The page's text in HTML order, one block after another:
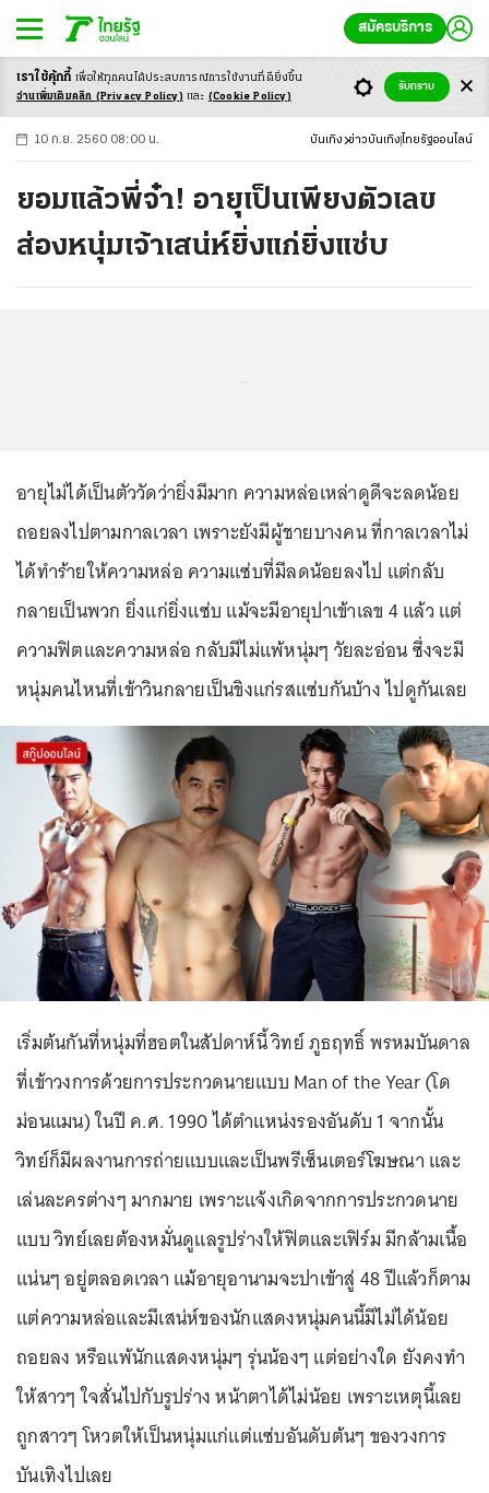
สมัครบริการ
-ก ก ก+
10 ก.ย. 2560 08:00 น. บันเทิง ข่าวบันเทิง ไทยรัฐออนไลน์
ยอมแล้วพี่จ๋า! อายุเป็นเพียงตัวเลข
ส่องหนุ่มเจ้าเสน่ห์ยิ่งแก่ยิ่งแซ่บ
อายุไม่ได้เป็นตัววัดว่ายิ่งมีมาก ความหล่อเหล่าดูดีจะลดน้อย
ถอยลงไปตามกาลเวลา เพราะยังมีผู้ชายบางคน ที่กาลเวลาไม่
ได้ทำร้ายให้ความหล่อ ความแซ่บที่มีลดน้อยลงไป แต่กลับ
กลายเป็นพวก ยิ่งแก่ยิ่งแซ่บ แม้จะมีอายุปาเข้าเลข 4 แล้ว แต่
ความฟิตและความหล่อ กลับมีไม่แพ้หนุ่มๆ วัยละอ่อน ซึ่งจะมี
หนุ่มคนไหนที่เข้าวินกลายเป็นขิงแก่รสแซ่บกันบ้าง ไปดูกันเลย
เริ่มต้นกันที่หนุ่มที่ฮอตในสัปดาห์นี้ วิทย์ ภูธฤทธิ์ พรหมบันดาล
ที่เข้าวงการด้วยการประกวดนายแบบ Man of the Year (โด
ม่อนแมน) ในปี ค.ศ. 1990 ได้ตำแหน่งรองอันดับ 1 จากนั้น
วิทย์ก็มีผลงานการถ่ายแบบและเป็นพรีเซ็นเตอร์โฆษณา และ
เล่นละครต่างๆ มากมาย เพราะแจ้งเกิดจากการประกวดนาย
แบบ วิทย์เลยต้องหมั่นดูแลรูปร่างให้ฟิตและเฟิร์ม มีกล้ามเนื้อ
แน่นๆ อยู่ตลอดเวลา แม้อายุอานามจะปาเข้าสู่ 48 ปีแล้วก็ตาม
แต่ความหล่อและมีเสน่ห์ของนักแสดงหนุ่มคนนี้มีไม่ได้น้อย
ถอยลง หรือแพ้นักแสดงหนุ่มๆ รุ่นน้องๆ แต่อย่างใด ยังคงทำ
ให้สาวๆ ใจสั่นไปกับรูปร่าง หน้าตาได้ไม่น้อย เพราะเหตุนี้เลย
ถูกสาวๆ โหวตให้เป็นหนุ่มแก่แต่แซ่บอันดับต้นๆ ของวงการ
บันเทิงไปเลย
เราใช้คุ้กกี้ เพื่อให้ทุกคนได้ประสบการณ์การใช้งานที่ดียิ่งขึ้น
อ่านเพิ่มเติมคลิก (Privacy Policy) และ (Cookie Policy)
รับทราบ